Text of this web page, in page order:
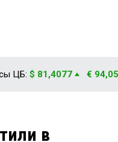
ЦБ: $ 81,4077 €
в